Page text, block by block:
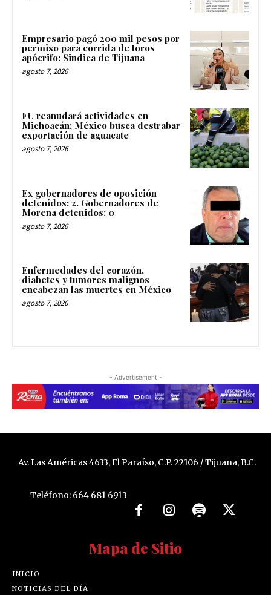
Empresario pagó 200 mil pesos por
permiso para corrida de toros
apócrifo: Sindica de Tijuana
agosto 7, 2026
EU reanudará actividades en
Michoacán; México busca destrabar
exportación de aguacate
agosto 7, 2026
Ex gobernadores de oposición
detenidos: 2. Gobernadores de
Morena detenidos: 0
agosto 7, 2026
Enfermedades del corazón,
diabetes y tumores malignos
encabezan las muertes en México
agosto 7, 2026
- Advertisement -
Av. Las Américas 4633, El Paraíso, C.P. 22106 / Tijuana, B.C.
Teléfono: 664 681 6913
Mapa de Sitio
INICIO
NOTICIAS DEL DÍA